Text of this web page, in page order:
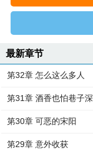
最新章节
第32章 怎么这么多人
第31章 酒香也怕巷子深
第30章 可恶的宋阳
第29章 意外收获